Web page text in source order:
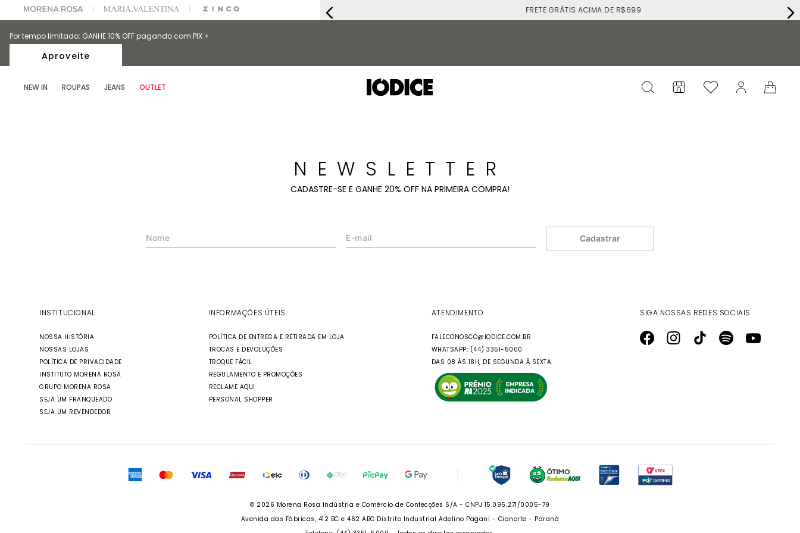
ESCOLHER SEU LOOK? FALE COM NOSSA PERSONAL SHOPPER. FRETE GRÁTIS ACIMA DE R$699
Por tempo limitado: GANHE 10% OFF pagando com PIX ⚡️
Aproveite
NEW IN ROUPAS JEANS OUTLET
NEWSLETTER
CADASTRE-SE E GANHE 20% OFF NA PRIMEIRA COMPRA!
Cadastrar
INSTITUCIONAL
NOSSA HISTÓRIA
NOSSAS LOJAS
POLÍTICA DE PRIVACIDADE
INSTITUTO MORENA ROSA
GRUPO MORENA ROSA
SEJA UM FRANQUEADO
SEJA UM REVENDEDOR
INFORMAÇÕES ÚTEIS
POLÍTICA DE ENTREGA E RETIRADA EM LOJA
TROCAS E DEVOLUÇÕES
TROQUE FÁCIL
REGULAMENTO E PROMOÇÕES
RECLAME AQUI
PERSONAL SHOPPER
ATENDIMENTO
FALECONOSCO@IODICE.COM.BR
WHATSAPP: (44) 3351-5000
DAS 08 ÀS 18H, DE SEGUNDA À SEXTA.
SIGA NOSSAS REDES SOCIAIS
© 2026 Morena Rosa Indústria e Comércio de Confecções S/A - CNPJ 15.095.271/0005-79
Avenida das Fábricas, 412 BC e 462 ABC Distrito Industrial Adelino Pagani - Cianorte - Paraná